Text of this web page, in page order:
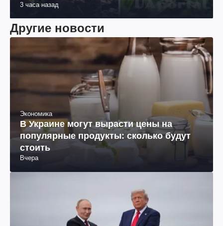
3 часа назад
Другие новости
Экономика
В Украине могут вырасти цены на
популярные продукты: сколько будут
стоить
Вчера